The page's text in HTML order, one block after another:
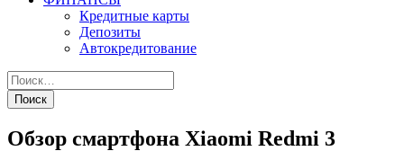
Кредитные карты
Депозиты
Автокредитование
Обзор смартфона Xiaomi Redmi 3